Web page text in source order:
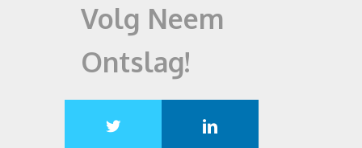
Volg Neem
Ontslag!